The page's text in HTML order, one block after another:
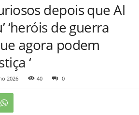
depois que Al
‘heróis de guerra
agora podem
‘
2026 40 0